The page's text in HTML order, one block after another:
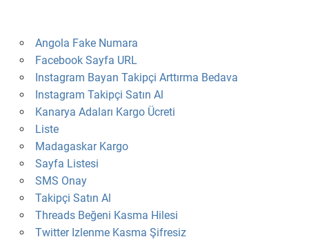
Angola Fake Numara
Facebook Sayfa URL
Instagram Bayan Takipçi Arttırma Bedava
Instagram Takipçi Satın Al
Kanarya Adaları Kargo Ücreti
Liste
Madagaskar Kargo
Sayfa Listesi
SMS Onay
Takipçi Satın Al
Threads Beğeni Kasma Hilesi
Twitter Izlenme Kasma Şifresiz